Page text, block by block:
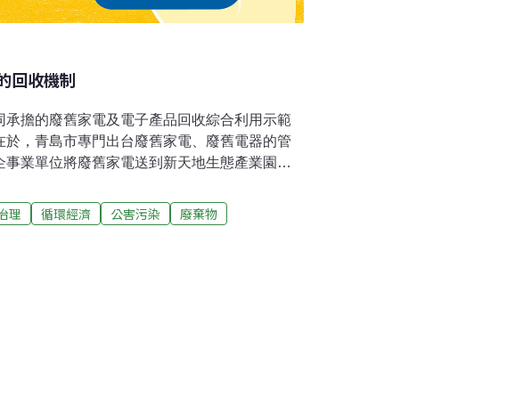
回收機制
擔的廢舊家電及電子產品回收綜合利用示範
於，青島市專門出台廢舊家電、廢舊電器的管
業單位將廢舊家電送到新天地生態產業園區
理 循環經濟 公害污染
廢棄物